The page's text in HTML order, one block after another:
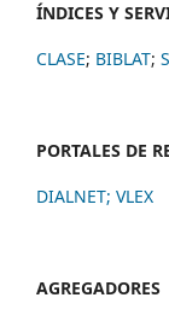
ÍNDICES Y
CLASE; BIBLAT;
PORTALES DE
DIALNET; VLEX
AGREGADORES